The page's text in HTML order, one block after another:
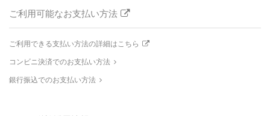
ご利用可能なお支払い方法
ご利用できる支払い方法の詳細はこちら
コンビニ決済でのお支払い方法
銀行振込でのお支払い方法